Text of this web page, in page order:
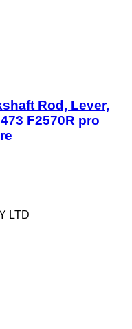
Rod, Lever,
F2570R pro
LTD